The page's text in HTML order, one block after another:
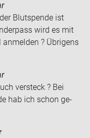
Blut­spen­de ist
wird es mit
? Üb­ri­gens
ver­steck ? Bei
hab ich schon ge­